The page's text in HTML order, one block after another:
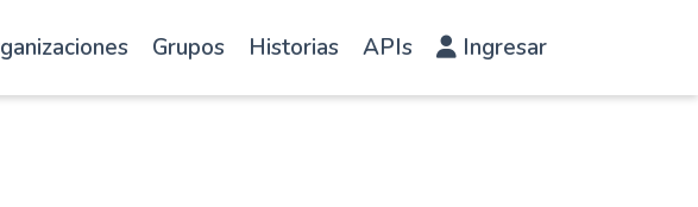
Grupos Historias APIs Ingresar